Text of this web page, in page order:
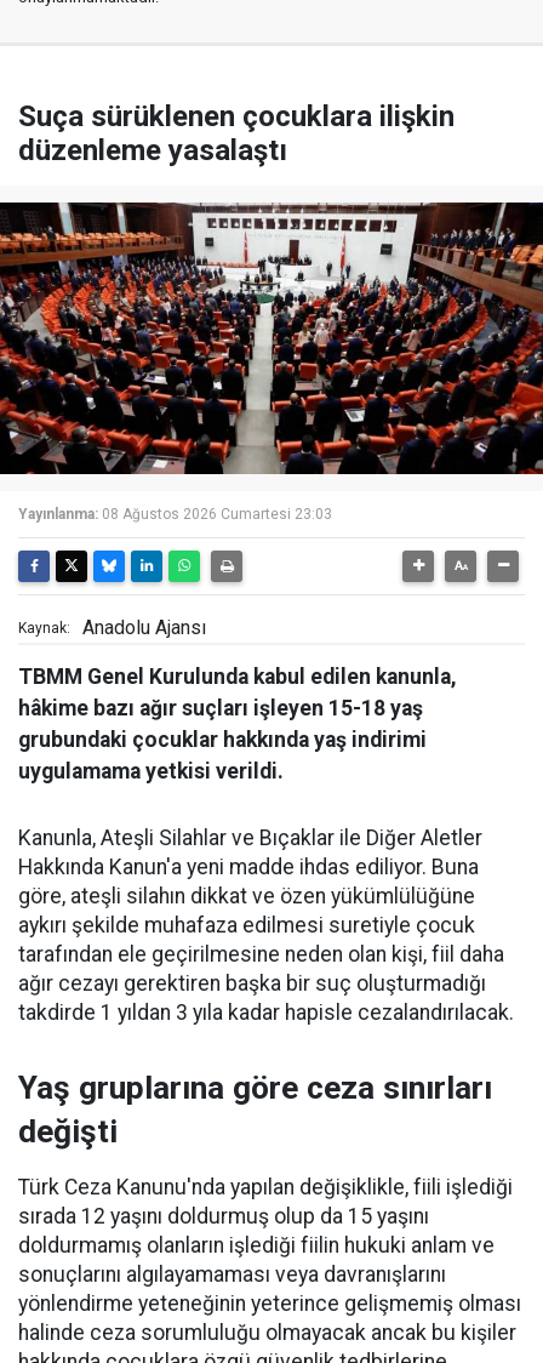
Suça sürüklenen çocuklara ilişkin
düzenleme yasalaştı
Yayınlanma: 08 Ağustos 2026 Cumartesi 23:03
Kaynak: Anadolu Ajansı
TBMM Genel Kurulunda kabul edilen kanunla,
hâkime bazı ağır suçları işleyen 15-18 yaş
grubundaki çocuklar hakkında yaş indirimi
uygulamama yetkisi verildi.
Kanunla, Ateşli Silahlar ve Bıçaklar ile Diğer Aletler
Hakkında Kanun'a yeni madde ihdas ediliyor. Buna
göre, ateşli silahın dikkat ve özen yükümlülüğüne
aykırı şekilde muhafaza edilmesi suretiyle çocuk
tarafından ele geçirilmesine neden olan kişi, fiil daha
ağır cezayı gerektiren başka bir suç oluşturmadığı
takdirde 1 yıldan 3 yıla kadar hapisle cezalandırılacak.
Yaş gruplarına göre ceza sınırları
değişti
Türk Ceza Kanunu'nda yapılan değişiklikle, fiili işlediği
sırada 12 yaşını doldurmuş olup da 15 yaşını
doldurmamış olanların işlediği fiilin hukuki anlam ve
sonuçlarını algılayamaması veya davranışlarını
yönlendirme yeteneğinin yeterince gelişmemiş olması
halinde ceza sorumluluğu olmayacak ancak bu kişiler